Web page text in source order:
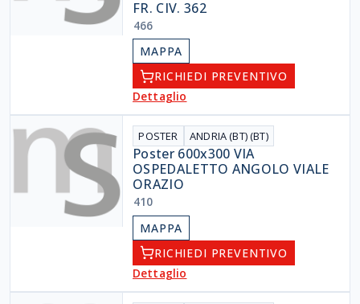
FR. CIV. 362
466
MAPPA
RICHIEDI PREVENTIVO
Dettaglio
POSTER ANDRIA (BT) (BT)
Poster 600x300 VIA
OSPEDALETTO ANGOLO VIALE
ORAZIO
410
MAPPA
RICHIEDI PREVENTIVO
Dettaglio